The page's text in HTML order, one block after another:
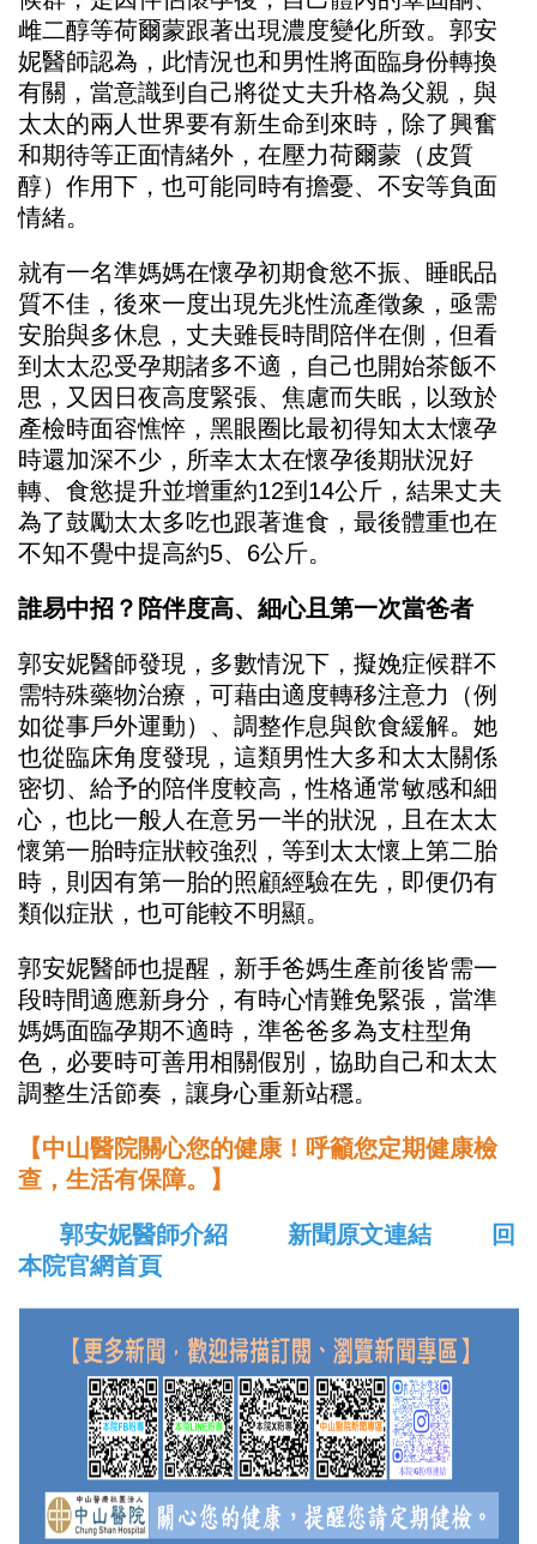
雌二醇等荷爾蒙跟著出現濃度變化所致。郭安
妮醫師認為，此情況也和男性將面臨身份轉換
有關，當意識到自己將從丈夫升格為父親，與
太太的兩人世界要有新生命到來時，除了興奮
和期待等正面情緒外，在壓力荷爾蒙（皮質
醇）作用下，也可能同時有擔憂、不安等負面
情緒。
就有一名準媽媽在懷孕初期食慾不振、睡眠品
質不佳，後來一度出現先兆性流產徵象，亟需
安胎與多休息，丈夫雖長時間陪伴在側，但看
到太太忍受孕期諸多不適，自己也開始茶飯不
思，又因日夜高度緊張、焦慮而失眠，以致於
產檢時面容憔悴，黑眼圈比最初得知太太懷孕
時還加深不少，所幸太太在懷孕後期狀況好
轉、食慾提升並增重約12到14公斤，結果丈夫
為了鼓勵太太多吃也跟著進食，最後體重也在
不知不覺中提高約5、6公斤。
誰易中招？陪伴度高、細心且第一次當爸者
郭安妮醫師發現，多數情況下，擬娩症候群不
需特殊藥物治療，可藉由適度轉移注意力（例
如從事戶外運動）、調整作息與飲食緩解。她
也從臨床角度發現，這類男性大多和太太關係
密切、給予的陪伴度較高，性格通常敏感和細
心，也比一般人在意另一半的狀況，且在太太
懷第一胎時症狀較強烈，等到太太懷上第二胎
時，則因有第一胎的照顧經驗在先，即便仍有
類似症狀，也可能較不明顯。
郭安妮醫師也提醒，新手爸媽生產前後皆需一
段時間適應新身分，有時心情難免緊張，當準
媽媽面臨孕期不適時，準爸爸多為支柱型角
色，必要時可善用相關假別，協助自己和太太
調整生活節奏，讓身心重新站穩。
【中山醫院關心您的健康！呼籲您定期健康檢
查，生活有保障。】
郭安妮醫師介紹
新聞原文連結
回
本院官網首頁